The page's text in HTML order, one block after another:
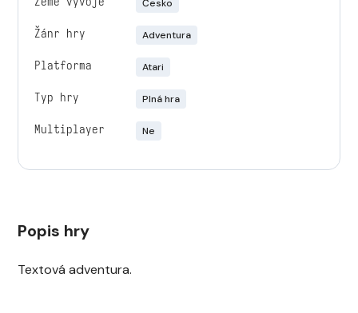
Česko
Žánr hry Adventura
Platforma Atari
Typ hry Plná hra
Multiplayer Ne
Popis hry
Textová adventura.